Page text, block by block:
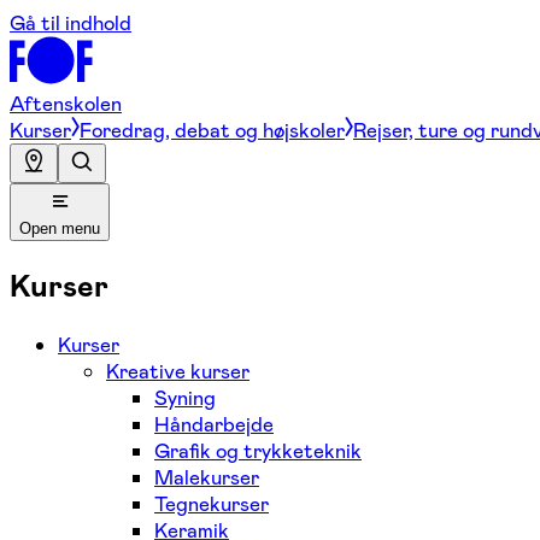
Gå til indhold
Aftenskolen
Kurser Foredrag, debat og højskoler Rejser, ture og
Open menu
Kurser
Kurser
Kreative kurser
Syning
Håndarbejde
Grafik og trykketeknik
Malekurser
Tegnekurser
Keramik